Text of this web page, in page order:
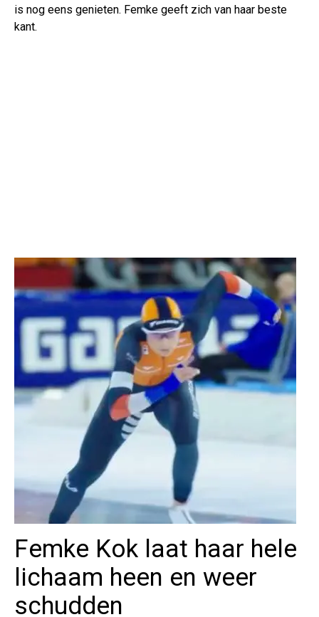
is nog eens genieten. Femke geeft zich van haar beste
kant.
Femke Kok laat haar hele
lichaam heen en weer
schudden